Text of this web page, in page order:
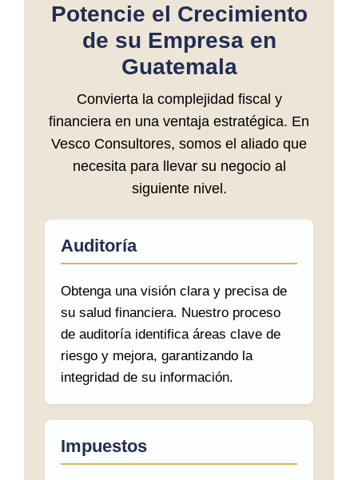
Potencie el Crecimiento
de su Empresa en
Guatemala
Convierta la complejidad fiscal y
financiera en una ventaja estratégica. En
Vesco Consultores, somos el aliado que
necesita para llevar su negocio al
siguiente nivel.
Auditoría
Obtenga una visión clara y precisa de
su salud financiera. Nuestro proceso
de auditoría identifica áreas clave de
riesgo y mejora, garantizando la
integridad de su información.
Impuestos